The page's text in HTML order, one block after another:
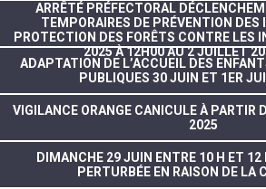
ARRÊTÉ PRÉFECTORAL
TEMPORAIRES DE PRÉVENTION DES
PROTECTION DES FORÊTS CONTRE LES
2025 À 12H00 AU 2 JUILLET
ADAPTATION DE L’ACCUEIL DES
PUBLIQUES 30 JUIN ET 1ER
VIGILANCE ORANGE CANICULE À PARTIR
2025
DIMANCHE 29 JUIN ENTRE 10 H ET 12
PERTURBÉE EN RAISON DE LA